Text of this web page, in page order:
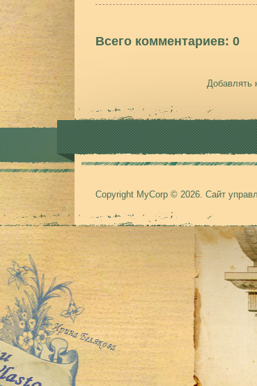
Всего комментариев: 0
Добавлять
Copyright MyCorp © 2026. Сайт